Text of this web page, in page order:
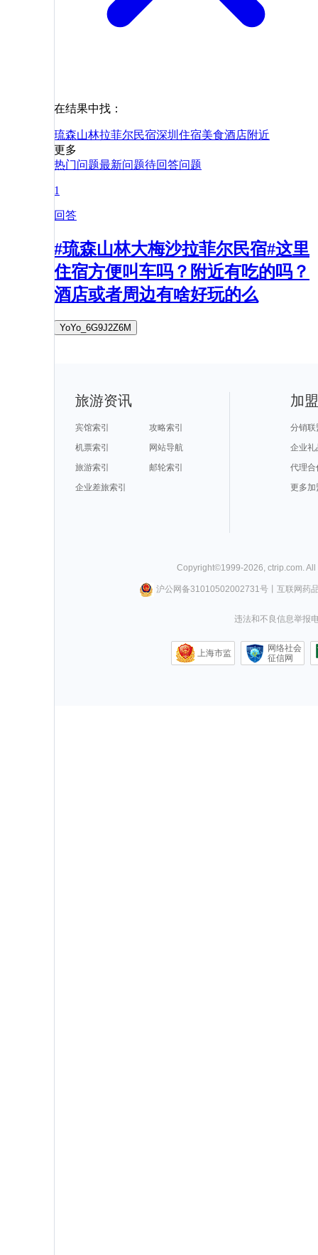
在结果中找：
琉森山林拉菲尔民宿深圳 住宿美食酒店附近
更多
热门问题最新问题待回答问题
1
回答
#琉森山林大梅沙拉菲尔民宿#这里
住宿方便叫车吗？附近有吃的吗？
酒店或者周边有啥好玩的么
YoYo_6G9J2Z6M
旅游资讯
宾馆索引
攻略索引
机票索引
网站导航
旅游索引
邮轮索引
企业差旅索引
加
分销联
企业礼
代理合
更多加
Copyright©1999-2026 ctrip.com .
沪公网备31010502002731号丨 互联网药
违法和不良信息举报
上海市监
网络社会
征信网